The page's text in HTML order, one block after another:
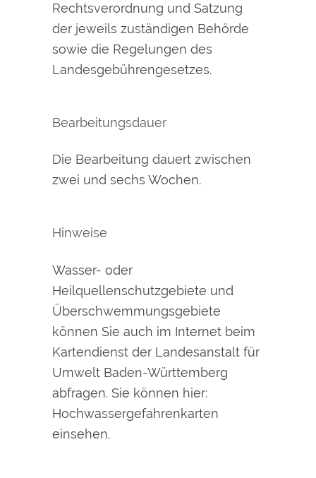
Rechtsverordnung und Satzung
der jeweils zuständigen Behörde
sowie die Regelungen des
Landesgebührengesetzes.
Bearbeitungsdauer
Die Bearbeitung dauert zwischen
zwei und sechs Wochen.
Hinweise
Wasser- oder
Heilquellenschutzgebiete und
Überschwemmungsgebiete
können Sie auch im Internet beim
Kartendienst der Landesanstalt für
Umwelt Baden-Württemberg
abfragen. Sie können hier:
Hochwassergefahrenkarten
einsehen.